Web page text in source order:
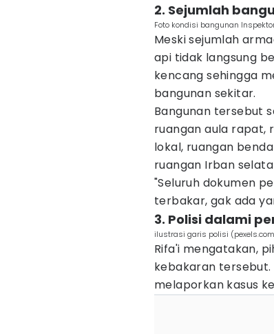
2. Sejumlah
Foto kondisi bangunan
Meski sejumlah
api tidak langsung
kencang sehingga
bangunan sekitar.
Bangunan tersebut
ruangan aula rapat,
lokal, ruangan
ruangan Irban
"Seluruh dokumen
terbakar, gak ada
3. Polisi dalami
ilustrasi garis polisi
Rifa'i mengatakan,
kebakaran tersebut.
melaporkan kasus